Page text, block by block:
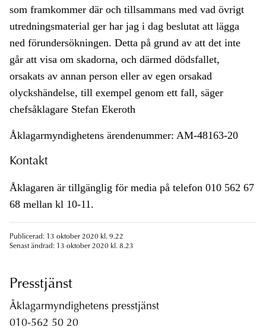
som framkommer där och tillsammans med vad övrigt
utredningsmaterial ger har jag i dag beslutat att lägga
ned förundersökningen. Detta på grund av att det inte
går att visa om skadorna, och därmed dödsfallet,
orsakats av annan person eller av egen orsakad
olyckshändelse, till exempel genom ett fall, säger
chefsåklagare Stefan Ekeroth
Åklagarmyndighetens ärendenummer: AM-48163-20
Kontakt
Åklagaren är tillgänglig för media på telefon 010 562 67
68 mellan kl 10-11.
Publicerad: 13 oktober 2020 kl. 9.22
Senast ändrad: 13 oktober 2020 kl. 8.23
Presstjänst
Åklagarmyndighetens presstjänst
010-562 50 20